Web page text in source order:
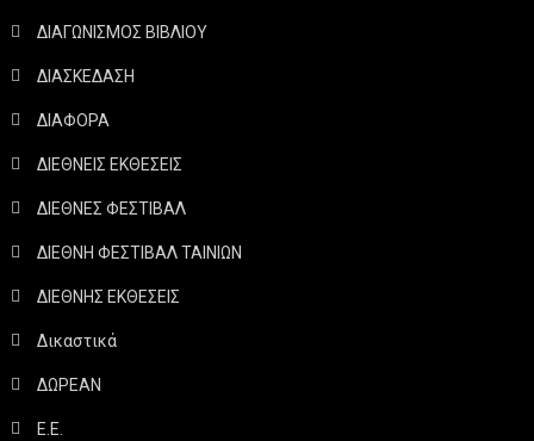
ΔΙΑΓΩΝΙΣΜΟΣ ΒΙΒΛΙΟΥ
ΔΙΑΣΚΕΔΑΣΗ
ΔΙΑΦΟΡΑ
ΔΙΕΘΝΕΙΣ ΕΚΘΕΣΕΙΣ
ΔΙΕΘΝΕΣ ΦΕΣΤΙΒΑΛ
ΔΙΕΘΝΗ ΦΕΣΤΙΒΑΛ ΤΑΙΝΙΩΝ
ΔΙΕΘΝΗΣ ΕΚΘΕΣΕΙΣ
Δικαστικά
ΔΩΡΕΑΝ
Ε.Ε.